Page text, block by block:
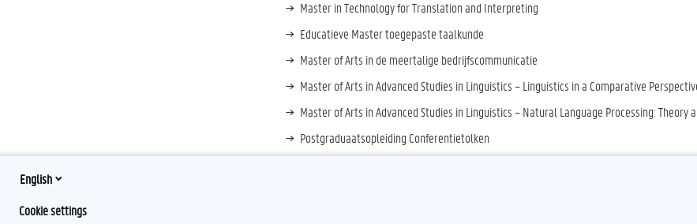
Master in Technology for Translation and Interpreting
Educatieve Master toegepaste taalkunde
Master of Arts in de meertalige bedrijfscommunicatie
Master of Arts in Advanced Studies in Linguistics – Linguistics in a Comparative
Master of Arts in Advanced Studies in Linguistics – Natural Language Processing: Theory
Postgraduaatsopleiding Conferentietolken
English
Cookie settings